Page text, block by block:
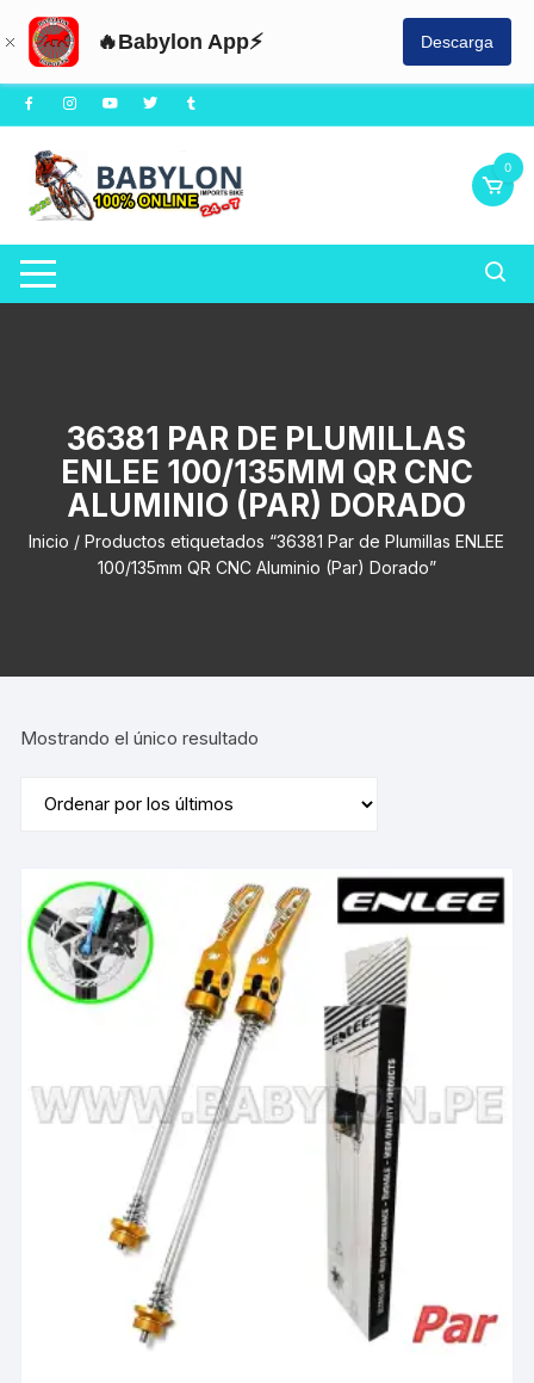
🔥Babylon App⚡ Descarga
Saltar
al
contenido
0
36381 PAR DE PLUMILLAS
ENLEE 100/135MM QR CNC
ALUMINIO (PAR) DORADO
Inicio / Productos etiquetados “36381 Par de Plumillas ENLEE
100/135mm QR CNC Aluminio (Par) Dorado”
Mostrando el único resultado